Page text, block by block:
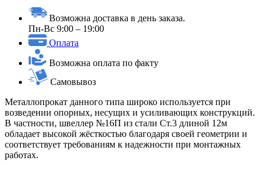
Возможна доставка в день заказа.
Пн-Вс 9:00 – 19:00
Оплата
Возможна оплата по факту
Самовывоз
Металлопрокат данного типа широко используется при
возведении опорных, несущих и усиливающих конструкций.
В частности, швеллер №16П из стали Ст.3 длиной 12м
обладает высокой жёсткостью благодаря своей геометрии и
соответствует требованиям к надежности при монтажных
работах.